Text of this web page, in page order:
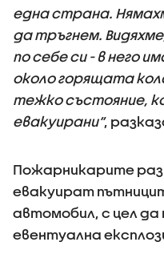
една страна.
да тръгнем.
по себе си - в него
около горящата
тежко състояние,
евакуирани“,
Пожарникарите
евакуират
автомобил, с цел
евентуална